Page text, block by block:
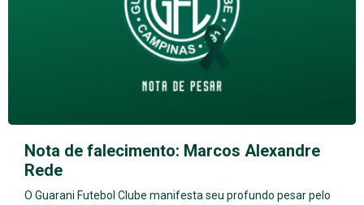
Nota de falecimento: Marcos Alexandre
Rede
O Guarani Futebol Clube manifesta seu profundo pesar pelo